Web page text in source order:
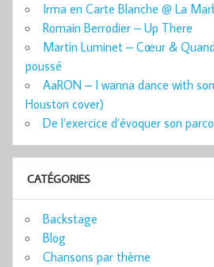
Irma en Carte Blanche @ La
Romain Berrodier – Up There
Martin Luminet – Cœur &
poussé
AaRON – I wanna dance with
Houston cover)
De l’exercice d’évoquer son
CATÉGORIES
Backstage
Blog
Chansons par thème